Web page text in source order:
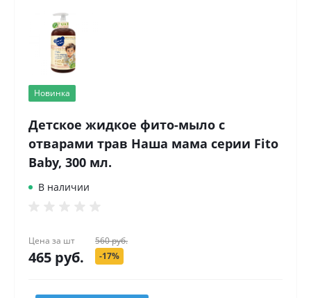
Новинка
Детское жидкое фито-мыло с
отварами трав Наша мама серии Fito
Baby, 300 мл.
В наличии
Цена за шт
465 руб.
560 руб.
-17%